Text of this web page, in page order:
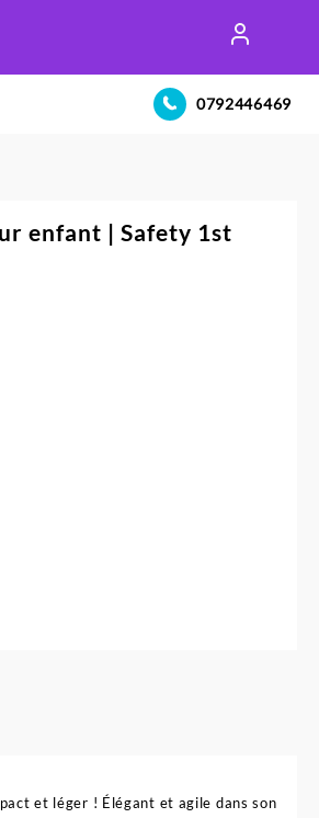
0792446469
enfant | Safety 1st
et léger ! Élégant et agile dans son